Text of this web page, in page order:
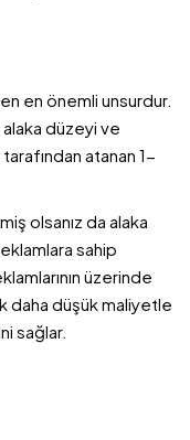
en önemli unsurdur.
alaka düzeyi ve
atanan 1-
olsanız da alaka
sahip
üzerinde
daha düşük maliyetle
sağlar.